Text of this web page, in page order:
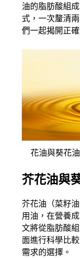
油的脂肪酸組
式，一次釐清
們一起揭開正
花油與葵花
芥花油與
芥花油（菜籽
用油，在營養
文將從脂肪酸
面進行科學比
需求的選擇。